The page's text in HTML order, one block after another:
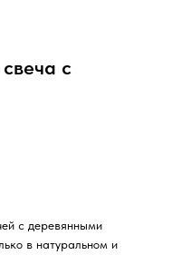
с
с деревянными
в натуральном и